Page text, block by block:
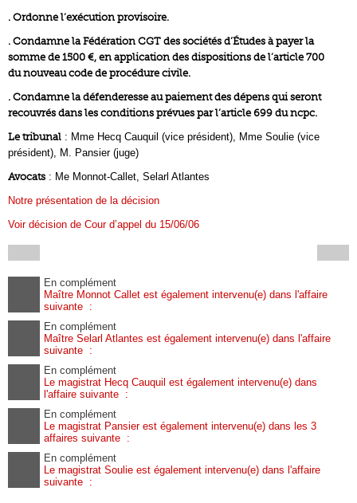
. Ordonne l’exécution provisoire.
. Condamne la Fédération CGT des sociétés d’Études à payer la
somme de 1500 €, en application des dispositions de l’article 700
du nouveau code de procédure civile.
. Condamne la défenderesse au paiement des dépens qui seront
recouvrés dans les conditions prévues par l’article 699 du ncpc.
Le tribunal : Mme Hecq Cauquil (vice président), Mme Soulie (vice
président), M. Pansier (juge)
Avocats : Me Monnot-Callet, Selarl Atlantes
Notre présentation de la décision
Voir décision de Cour d’appel du 15/06/06
En complément
Maître Monnot Callet est également intervenu(e) dans l'affaire
suivante :
En complément
Maître Selarl Atlantes est également intervenu(e) dans l'affaire
suivante :
En complément
Le magistrat Hecq Cauquil est également intervenu(e) dans
l'affaire suivante :
En complément
Le magistrat Pansier est également intervenu(e) dans les 3
affaires suivante :
En complément
Le magistrat Soulie est également intervenu(e) dans l'affaire
suivante :